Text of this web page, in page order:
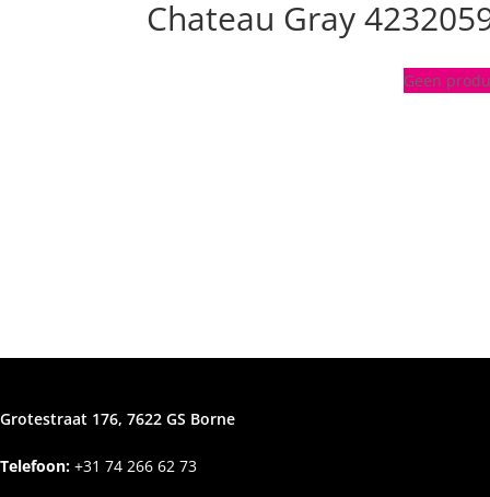
Chateau Gray
Geen
Grotestraat 176, 7622 GS Borne
Telefoon: +31 74 266 62 73